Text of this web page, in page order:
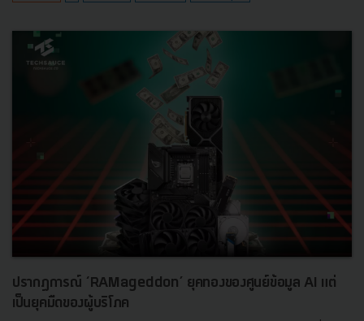
ปรากฏการณ์ ‘RAMageddon’ ยุคทองของศูนย์ข้อมูล AI แต่
เป็นยุคมืดของผู้บริโภค